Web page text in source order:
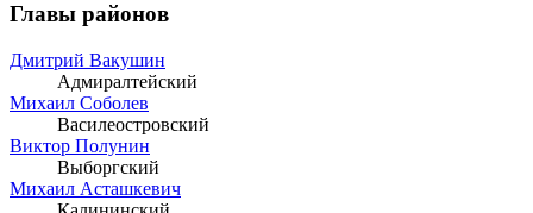
Главы районов
Дмитрий Вакушин
Адмиралтейский
Михаил Соболев
Василеостровский
Виктор Полунин
Выборгский
Михаил Асташкевич